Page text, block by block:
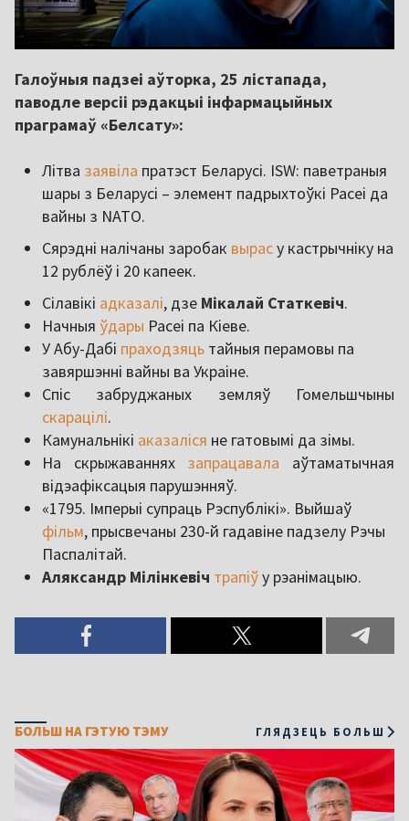
Галоўныя падзеі аўторка, 25 лістапада,
паводле версіі рэдакцыі інфармацыйных
праграмаў «Белсату»:
Літва заявіла пратэст Беларусі. ISW: паветраныя
шары з Беларусі – элемент падрыхтоўкі Расеі да
вайны з NATO.
Сярэдні налічаны заробак вырасу кастрычніку на
12 рублёў і 20 капеек.
Сілавікі адказалі, дзе Мікалай Статкевіч.
Начныя ўдары Расеі па Кіеве.
У Абу-Дабі праходзяць тайныя перамовы па
завяршэнні вайны ва Украіне.
Спіс забруджаных земляў Гомельшчыны
скарацілі.
Камунальнікі аказаліся не гатовымі да зімы.
На скрыжаваннях запрацавала аўтаматычная
відэафіксацыя парушэнняў.
«1795. Імперыі супраць Рэспублікі». Выйшаў
фільм, прысвечаны 230-й гадавіне падзелу Рэчы
Паспалітай.
Аляксандр Мілінкевіч трапіўу рэанімацыю.
БОЛЬШ НА ГЭТУЮ ТЭМУ ГЛЯДЗЕЦЬ БОЛЬШ